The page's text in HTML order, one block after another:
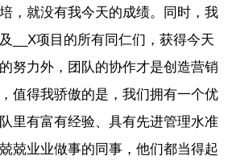
，就没有我今天的成绩。同时，我
__X项目的所有同仁们，获得今天
努力外，团队的协作才是创造营销
值得我骄傲的是，我们拥有一个优
里有富有经验、具有先进管理水准
兢业业做事的同事，他们都当得起